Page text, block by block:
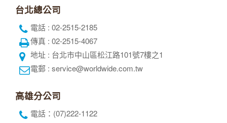
【杜拜】豪華五星夢幻杜拜7天
MINI TOUR(4人成行)
最新網紅景點特集~黃金相框、未來博物
館、杜拜之眼